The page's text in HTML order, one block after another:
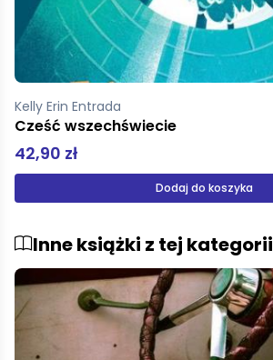
Kelly Erin Entrada
Cześć wszechświecie
42,90 zł
Dodaj do koszyka
Inne książki z tej kategorii